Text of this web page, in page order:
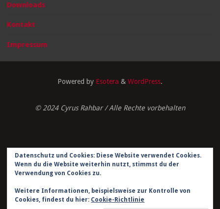
Downloads
Kontakt
Impressum
Powered by Esotera & WordPress.
© 2024 Cyrus Rahbar / Alle Rechte vorbehalten
Impressum
Kontakt
Datenschutz und Cookies: Diese Website verwendet Cookies.
Wenn du die Website weiterhin nutzt, stimmst du der
Verwendung von Cookies zu.
Weitere Informationen, beispielsweise zur Kontrolle von
Cookies, findest du hier: Cookie-Richtlinie